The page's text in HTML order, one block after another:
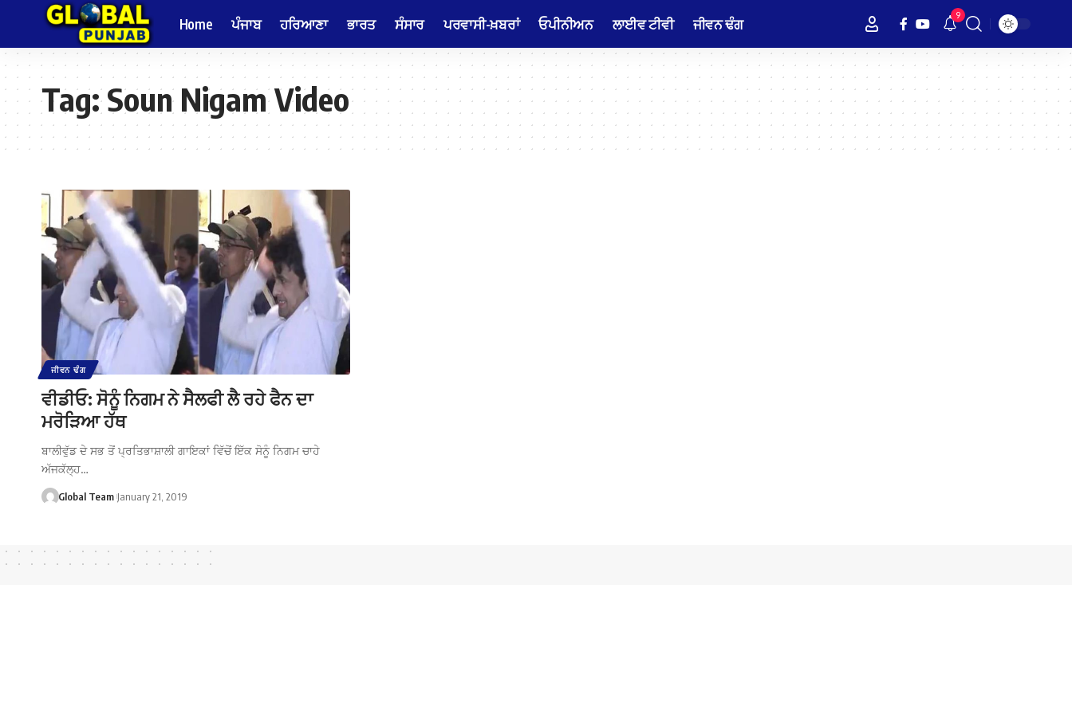
Home ਪੰਜਾਬ ਹਰਿਆਣਾ ਭਾਰਤ ਸੰਸਾਰ ਪਰਵਾਸੀ-ਖ਼ਬਰਾਂ ਓਪੀਨੀਅਨ ਲਾਈਵ ਟੀਵੀ ਜੀਵਨ ਢੰਗ 9
Tag:Soun Nigam Video
ਜੀਵਨ ਢੰਗ
ਵੀਡੀਓ: ਸੋਨੂੰ ਨਿਗਮ ਨੇ ਸੈਲਫੀ ਲੈ ਰਹੇ ਫੈਨ ਦਾ
ਮਰੋੜਿਆ ਹੱਥ
ਬਾਲੀਵੁੱਡ ਦੇ ਸਭ ਤੋਂ ਪ੍ਰਤਿਭਾਸ਼ਾਲੀ ਗਾਇਕਾਂ ਵਿੱਚੋਂ ਇੱਕ ਸੋਨੂੰ ਨਿਗਮ ਚਾਹੇ
ਅੱਜਕੱਲ੍ਹ…
Global Team January 21, 2019